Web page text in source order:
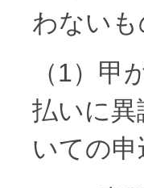
わないも
（1）
払いに
いての